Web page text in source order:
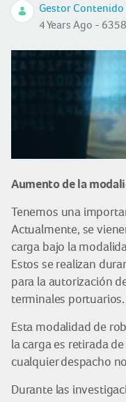
Gestor Contenido
4 Years Ago -
Aumento de la
Tenemos una
Actualmente, se
carga bajo la
Estos se realizan
para la autorización
terminales portuarios.
Esta modalidad de
la carga es retirada
cualquier despacho
Durante las